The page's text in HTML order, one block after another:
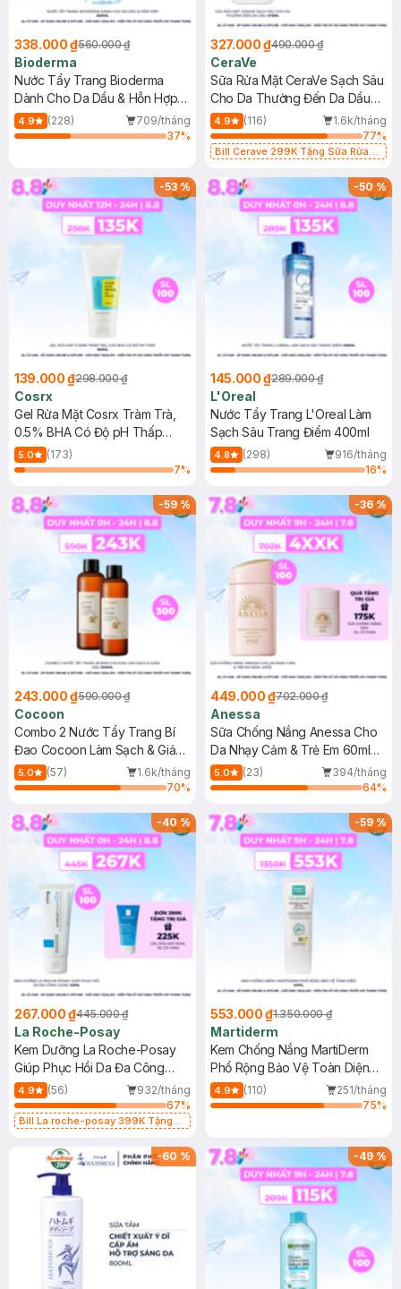
338.000 ₫560.000 ₫
Bioderma
Nước Tẩy Trang Bioderma
Dành Cho Da Dầu & Hỗn Hợp
500ml
4.9 (228)
709/tháng
37%
327.000 ₫490.000 ₫
CeraVe
Sữa Rửa Mặt CeraVe Sạch Sâu
Cho Da Thường Đến Da Dầu
473ml
4.9 (116)
1.6k/tháng
77%
Bill Cerave 299K Tặng Sữa Rửa
-53%
139.000 ₫298.000 ₫
Cosrx
Gel Rửa Mặt Cosrx Tràm Trà,
0.5% BHA Có Độ pH Thấp
150ml
5.0
(173)
7%
-50%
145.000 ₫289.000 ₫
L'Oreal
Nước Tẩy Trang L'Oreal Làm
Sạch Sâu Trang Điểm 400ml
4.8 (298)
916/tháng
16%
-59%
243.000 ₫590.000 ₫
Cocoon
Combo 2 Nước Tẩy Trang Bí
Đao Cocoon Làm Sạch & Giảm
Dầu 500ml
5.0 (57)
1.6k/tháng
70%
-36%
449.000 ₫702.000 ₫
Anessa
Sữa Chống Nắng Anessa Cho
Da Nhạy Cảm & Trẻ Em 60ml
(Mới)
5.0 (23)
394/tháng
64%
-40%
267.000 ₫445.000 ₫
La Roche-Posay
Kem Dưỡng La Roche-Posay
Giúp Phục Hồi Da Đa Công
Dụng 40ml
4.9 (56)
932/tháng
67%
Bill La roche-posay 399K Tặng
(SL có hạn)
-59%
553.000 ₫1.350.000 ₫
Martiderm
Kem Chống Nắng MartiDerm
Phổ Rộng Bảo Vệ Toàn Diện
40ml
4.9 (110)
251/tháng
75%
-60 % -49%